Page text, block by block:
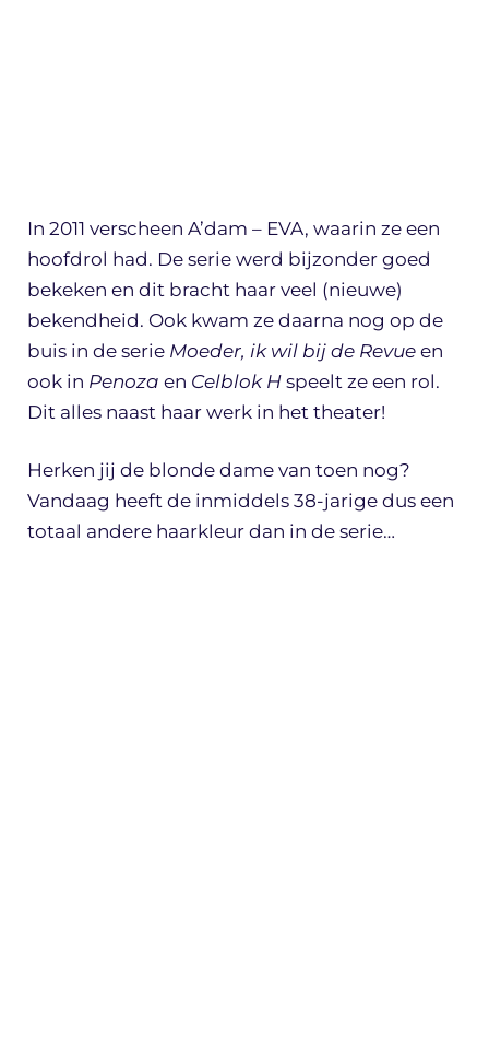
In 2011 verscheen A’dam – EVA, waarin ze een
hoofdrol had. De serie werd bijzonder goed
bekeken en dit bracht haar veel (nieuwe)
bekendheid. Ook kwam ze daarna nog op de
buis in de serie Moeder, ik wil bij de Revue en
ook in Penoza en Celblok H speelt ze een rol.
Dit alles naast haar werk in het theater!
Herken jij de blonde dame van toen nog?
Vandaag heeft de inmiddels 38-jarige dus een
totaal andere haarkleur dan in de serie…